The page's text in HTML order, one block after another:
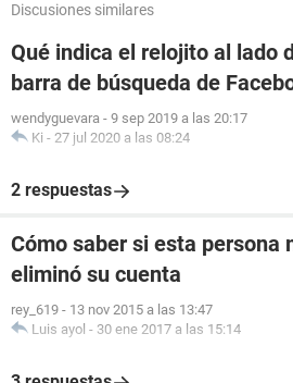
Discusiones similares
Qué indica el relojito al lado
barra de búsqueda de
wendyguevara - 9 sep 2019 a las 20:17
Ki - 27 jul 2020 a las 08:24
2 respuestas
Cómo saber si esta persona
eliminó su cuenta
rey_619 - 13 nov 2015 a las 13:47
Luis ayol - 30 ene 2017 a las 15:14